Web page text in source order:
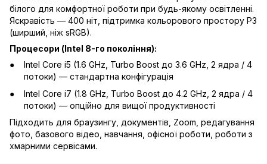
білого для комфортної роботи при будь-якому освітленні.
Яскравість — 400 ніт, підтримка кольорового простору P3
(ширший, ніж sRGB).
Процесори (Intel 8-го покоління):
Intel Core i5 (1.6 GHz, Turbo Boost до 3.6 GHz, 2 ядра / 4
потоки) — стандартна конфігурація
Intel Core i7 (1.8 GHz, Turbo Boost до 4.2 GHz, 2 ядра / 4
потоки) — опційно для вищої продуктивності
Підходить для браузингу, документів, Zoom, редагування
фото, базового відео, навчання, офісної роботи, роботи з
хмарними сервісами.